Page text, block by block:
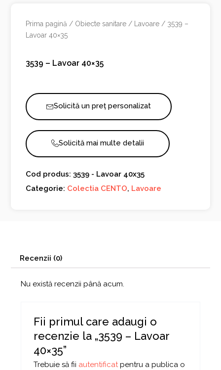
Prima pagină / Obiecte sanitare / Lavoare / 3539 –
Lavoar 40×35
3539 – Lavoar 40×35
Solicită un preț personalizat
Solicită mai multe detalii
Cod produs: 3539 - Lavoar 40x35
Categorie: Colectia CENTO, Lavoare
Recenzii (0)
Nu există recenzii până acum.
Fii primul care adaugi o
recenzie la „3539 – Lavoar
40×35”
Trebuie să fii autentificatpentru a publica o